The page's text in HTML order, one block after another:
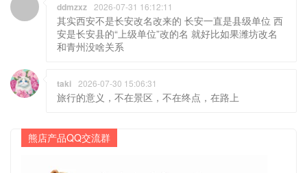
ddmzxz 2026-07-31 16:12:11
其实西安不是长安改名改来的 长安一直是县级单位 西
安是长安县的“上级单位”改的名 就好比如果潍坊改名
和青州没啥关系
taki 2026-07-30 15:06:31
旅行的意义，不在景区，不在终点，在路上
熊店产品QQ交流群